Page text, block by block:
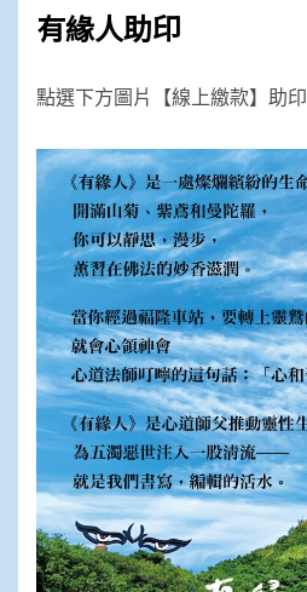
有緣人助印
點選下方圖片【線上繳款】助印